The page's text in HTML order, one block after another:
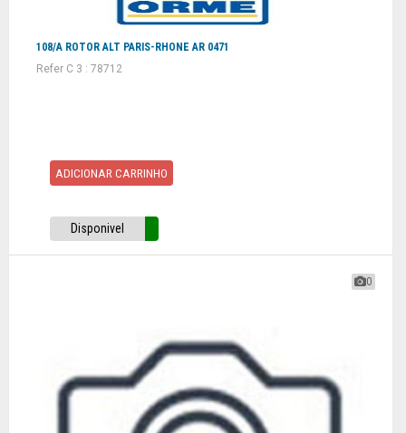
108/A ROTOR ALT PARIS-RHONE AR 0471
Refer C 3 : 78712
ADICIONAR CARRINHO
Disponivel
0